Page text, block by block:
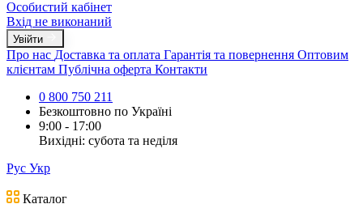
Особистий кабінет
Вхід не виконаний
Увійти
Про нас Доставка та оплата Гарантія та повернення Оптовим
клієнтам Публічна оферта Контакти
0 800 750 211
Безкоштовно по Україні
9:00 - 17:00
Вихідні: субота та неділя
Рус Укр
Каталог